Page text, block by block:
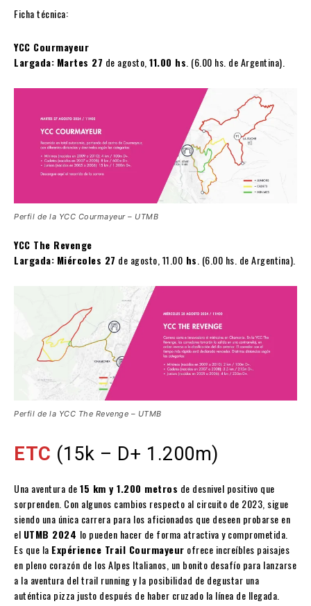
Ficha técnica:
YCC Courmayeur
Largada: Martes 27 de agosto, 11.00 hs . (6.00 hs. de Argentina).
Perfil de la YCC Courmayeur – UTMB
YCC The Revenge
Largada: Miércoles 27 de agosto, 11.00 hs . (6.00 hs. de Argentina).
Perfil de la YCC The Revenge – UTMB
ETC (15k – D+ 1.200m)
Una aventura de15 km y 1.200 metros de desnivel positivo que
sorprenden. Con algunos cambios respecto al circuito de 2023, sigue
siendo una única carrera para los aficionados que deseen probarse en
el UTMB 2024 lo pueden hacer de forma atractiva y comprometida.
Es que la Expérience Trail Courmayeur ofrece increíbles paisajes
en pleno corazón de los Alpes Italianos, un bonito desafío para lanzarse
a la aventura del trail running y la posibilidad de degustar una
auténtica pizza justo después de haber cruzado la línea de llegada.